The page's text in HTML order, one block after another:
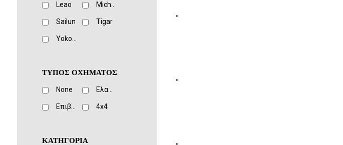
Leao Michelin
Sailun Tigar
Yokohama
ΤΥΠΟΣ ΟΧΗΜΑΤΟΣ
None Ελαφριά Φορτηγά
Eπιβατικά 4x4
ΚΑΤΗΓΟΡΙΑ